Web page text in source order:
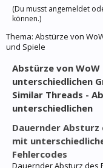
(Du musst angemeldet
können.)
Thema: Abstürze von
und Spiele
Abstürze von
unterschiedlichen
Similar Threads -
unterschiedlichen
Dauernder Absturz
mit
Fehlercodes
Dauernder Absturz des